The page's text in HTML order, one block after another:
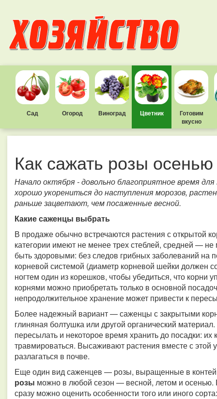
Сад Огород Виноград Цветник
Готовим
вкусно
Как сажать розы осенью
Начало октября - довольно благоприятное время
хорошо укорениться до наступления морозов,
раньше зацветают, чем посаженные весной.
Какие саженцы выбрать
В продаже обычно встречаются растения с открытой
категории имеют не менее трех стеблей, средней —
быть здоровыми: без следов грибных заболеваний на
корневой системой (диаметр корневой шейки должен
ногтем один из корешков, чтобы убедиться, что корни
корнями можно приобретать только в основной
непродолжительное хранение может привести к
Более надежный вариант — саженцы с закрытыми
глиняная болтушка или другой органический
пересылать и некоторое время хранить до посадки: их
травмироваться. Высаживают растения вместе с этой
разлагаться в почве.
Еще один вид саженцев — розы, выращенные в
розы можно в любой сезон — весной, летом и
сразу можно оценить особенности того или иного